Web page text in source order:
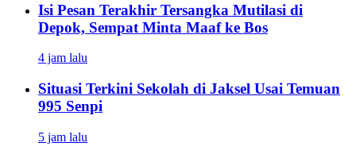
Isi Pesan Terakhir Tersangka Mutilasi di
Depok, Sempat Minta Maaf ke Bos
4 jam lalu
Situasi Terkini Sekolah di Jaksel Usai Temuan
995 Senpi
5 jam lalu